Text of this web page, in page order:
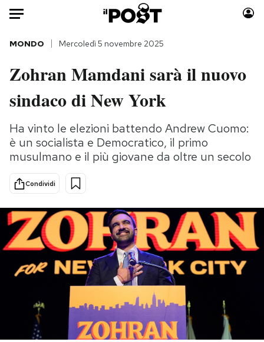
Auto
HOME
Italia
Politica
Tecnologia
Scienza
Economia
Sport
Moda
Consumismi
Storie/Idee
Altrecose
Mondiali calcio 2026
NEWSLETTER
MONDO Mercoledì 5 novembre 2025
Zohran Mamdani sarà il nuovo
sindaco di New York
Ha vinto le elezioni battendo Andrew Cuomo:
è un socialista e Democratico, il primo
musulmano e il più giovane da oltre un secolo
Condividi